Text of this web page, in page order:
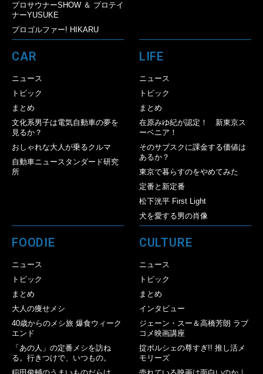
プロサウナーSHOW ＆ プロテイ
ナーYUSUKE
プロゴルファー! HIKARU
CAR
ニュース
トピック
まとめ
文化系男子は電気自動車の夢を
見るか？
おしゃれな大人が乗るクルマ
自動車ニュースタンダード研究
所
LIFE
ニュース
トピック
まとめ
在原みゆ紀が認定！ 新東京ス
ーベニア！
そのサブスクに課金する価値は
あるか？
東京で暮らすのをやめてみた
定番と新定番
松下洸平 First Light
犬を愛する男の肖像
FOODIE
ニュース
トピック
まとめ
大人の痩せメシ
40歳からのメシ旅 爆食ウィーク
エンド
「あの人」の定番メシを訪ね
る。行きつけで、いつもの。
CULTURE
ニュース
トピック
まとめ
インタビュー
ジェーン・スー＆高橋芳朗 ラブ
コメ映画講座
掟ポルシェの尊すぎ!! 推し活メ
モリーズ